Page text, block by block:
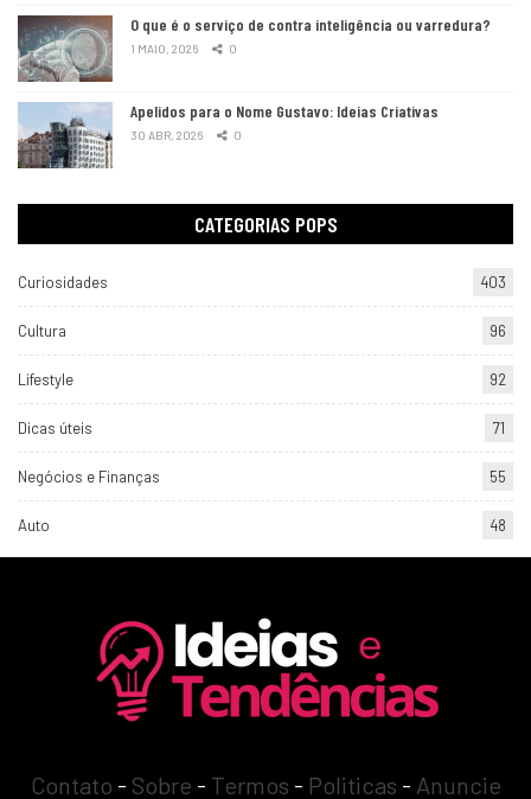
O que é o serviço de contra inteligência ou varredura?
1 MAIO, 2026 0
Apelidos para o Nome Gustavo: Ideias Criativas
30 ABR, 2026 0
CATEGORIAS POPS
Curiosidades 403
Cultura 96
Lifestyle 92
Dicas úteis 71
Negócios e Finanças 55
Auto 48
Contato - Sobre - Termos - Politicas - Anuncie